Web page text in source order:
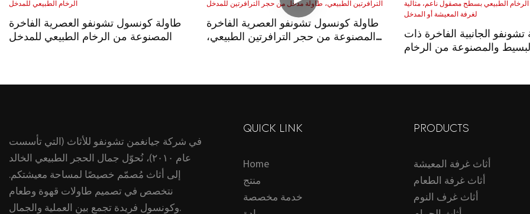
طاولة كونسول تشونفو العصرية الفاخرة
المصنوعة من الرخام الطبيعي للمدخل
طاولة كونسول تشونفو العصرية الفاخرة
المصنوعة من حجر الترافرتين الطبيعي،
تشونفو الجانبية الفاخرة ذات
والمصنوعة من الرخام
في شركة جيانغمن تشونفو للأثاث (التي تأسست
عام ٢٠١٠)، نُحوّل جمال الحجر الطبيعي الخالد
إلى أثاث مُصمّم خصيصًا لمساحة معيشتكم.
نتخصص في تصميم طاولات قهوة وطعام
وكونسول فريدة تجمع بين العملية والجمال.
QUICK LINK
Home
منتج
خدمة مخصصة
PRODUCTS
أثاث غرفة المعيشة
أثاث غرفة الطعام
أثاث غرف النوم